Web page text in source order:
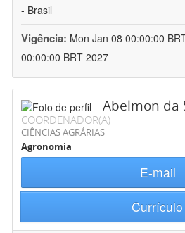
- Brasil
Vigência: Mon Jan 08 00:00:00
00:00:00 BRT 2027
Abelmon da
COORDENADOR(A)
CIÊNCIAS AGRÁRIAS
Agronomia
E-mail
Currículo